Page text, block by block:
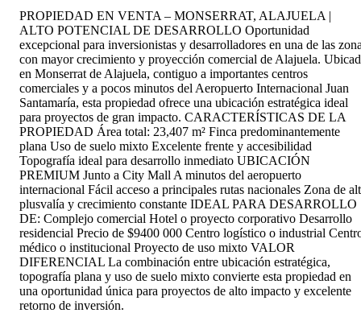
PROPIEDAD EN VENTA – MONSERRAT, ALAJUELA |
ALTO POTENCIAL DE DESARROLLO Oportunidad
excepcional para inversionistas y desarrolladores en una de las
con mayor crecimiento y proyección comercial de Alajuela.
en Monserrat de Alajuela, contiguo a importantes centros
comerciales y a pocos minutos del Aeropuerto Internacional Juan
Santamaría, esta propiedad ofrece una ubicación estratégica ideal
para proyectos de gran impacto. CARACTERÍSTICAS DE LA
PROPIEDAD Área total: 23,407 m² Finca predominantemente
plana Uso de suelo mixto Excelente frente y accesibilidad
Topografía ideal para desarrollo inmediato UBICACIÓN
PREMIUM Junto a City Mall A minutos del aeropuerto
internacional Fácil acceso a principales rutas nacionales Zona de
plusvalía y crecimiento constante IDEAL PARA DESARROLLO
DE: Complejo comercial Hotel o proyecto corporativo Desarrollo
residencial Precio de $9400 000 Centro logístico o industrial
médico o institucional Proyecto de uso mixto VALOR
DIFERENCIAL La combinación entre ubicación estratégica,
topografía plana y uso de suelo mixto convierte esta propiedad en
una oportunidad única para proyectos de alto impacto y excelente
retorno de inversión.